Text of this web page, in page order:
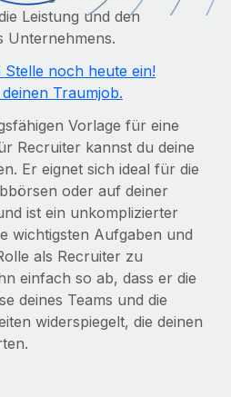
und Verwalten von
HR-Aufgaben
HR in bestehende Abläufe
für dein Team
KI-Tools mit Remote über unser
Lösungen für wachsende
Lösungen, um Teams zu
und Großunternehmen
Währungen und
globale Freelancer:innen
Anmelden
Leistung und den
Unternehmens.
Stelle noch heute ein!
Traumjob.
Vorlage für eine
Recruiter kannst du deine
Er eignet sich ideal für die
oder auf deiner
ist ein unkomplizierter
wichtigsten Aufgaben und
als Recruiter zu
einfach so ab, dass er die
deines Teams und die
widerspiegelt, die deinen